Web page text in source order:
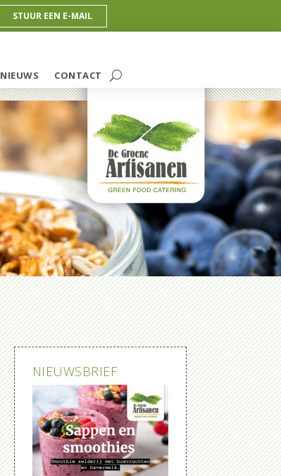
STUUR EEN E-MAIL
NIEUWS CONTACT
NIEUWSBRIEF